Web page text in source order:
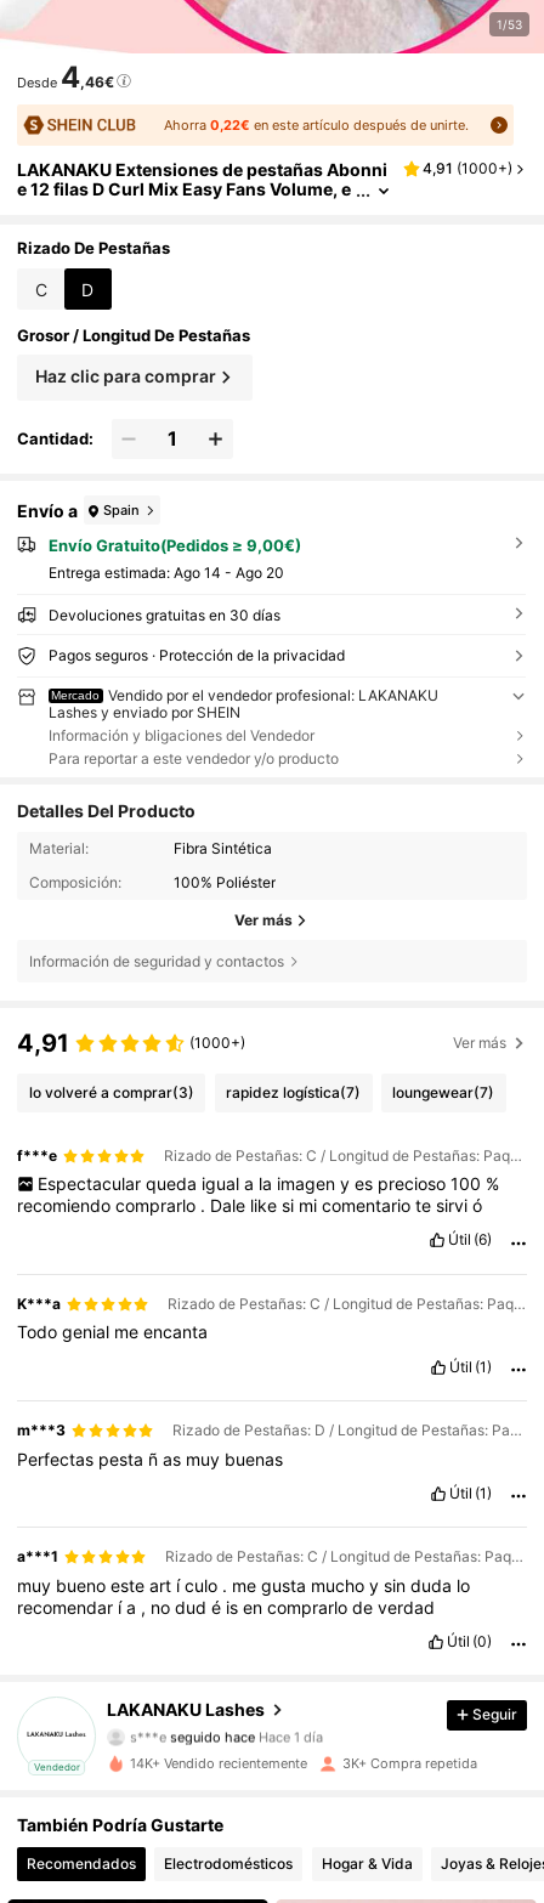
1/53
Desde 4,46€
Ahorra0,22€ en este artículo después de unirte.
LAKANAKU Extensiones de pestañas Abonni
e 12 filas D Curl Mix Easy Fans Volume, e
mos de floración, racimos de pestañas, pest
añas individuales, pestañas, pestañas postiz
as
4,91 (1000+)
Rizado De Pestañas
C D
Grosor / Longitud De Pestañas
Haz clic para comprar
Cantidad:
Envío a Spain
Envío Gratuito(Pedidos ≥ 9,00€)
Entrega estimada: Ago 14 - Ago 20
Devoluciones gratuitas en 30 días
Pagos seguros · Protección de la privacidad
Mercado
Vendido por el vendedor profesional: LAKANAKU
Lashes y enviado por SHEIN
Información y bligaciones del Vendedor
Para reportar a este vendedor y/o producto
Detalles Del Producto
Material:
Fibra Sintética
Composición:
100% Poliéster
Ver más
Información de seguridad y contactos
4,91 (1000+) Ver más
lo volveré a comprar(3) rapidez logística(7) loungewear(7)
f***e Rizado de Pestañas: C / Longitud de Pestañas: Paquete mixto de 8-15 mm / Grosor: 0.05mm
Espectacular queda igual a la imagen y es precioso 100 %
recomiendocomprarlo . Dale likesi micomentariotesirvió
Útil (6)
K***a Rizado de Pestañas: C / Longitud de Pestañas: Paquete mixto de 8-15 mm / Grosor: 0.03mm
Todogenial meencanta
Útil (1)
m***3 Rizado de Pestañas: D / Longitud de Pestañas: Paquete mixto de 8-15 mm / Grosor: 0.05mm
Perfectas pesta ñas muy buenas
Útil (1)
a***1 Rizado de Pestañas: C / Longitud de Pestañas: Paquete mixto de 8-15 mm / Grosor: 0.05mm
muy buenoesteart ículo . megusta muchoysinduda lo
recomendar ía , nodudé isencomprarlodeverdad
Útil (0)
Vendedor
LAKANAKU Lashes
4,94
1.8K Seguidores
1.8K Seguidores
Seguir
14K+ Vendido recientemente 3K+ Compra repetida
También Podría Gustarte
Recomendados Electrodomésticos Hogar & Vida Joyas &